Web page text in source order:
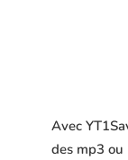
Avec
des mp3